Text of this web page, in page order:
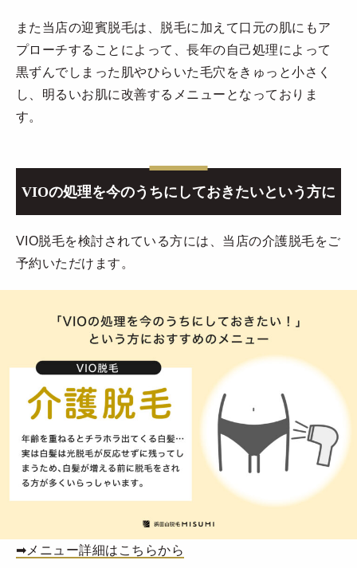
また当店の迎賓脱毛は、脱毛に加えて口元の肌にもア
プローチすることによって、長年の自己処理によって
黒ずんでしまった肌やひらいた毛穴をきゅっと小さく
し、明るいお肌に改善するメニューとなっておりま
す。
VIOの処理を今のうちにしておきたいという方に
VIO脱毛を検討されている方には、当店の介護脱毛をご
予約いただけます。
➡︎メニュー詳細はこちらから